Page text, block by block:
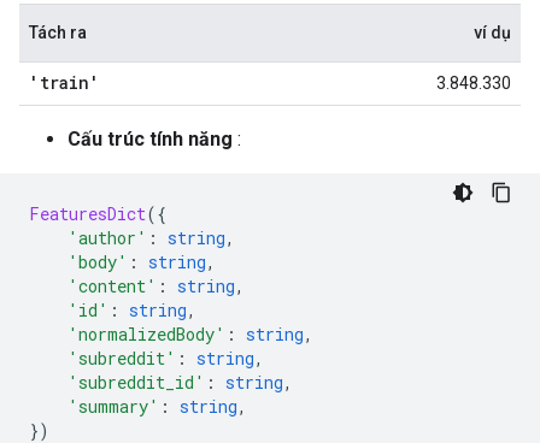
Tách ra ví dụ
'train' 3.848.330
Cấu trúc tính năng :
FeaturesDict({
'author' : string,
'body' : string,
'content' : string,
'id' : string,
'normalizedBody' : string,
'subreddit' : string,
'subreddit_id' : string,
'summary' : string,
})